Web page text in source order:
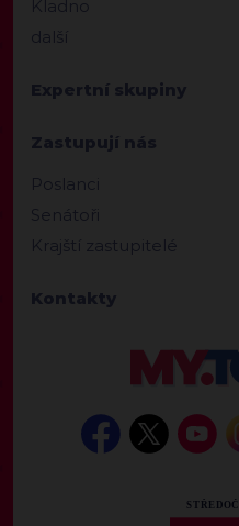
Kladno
další
Expertní skupiny
Zastupují nás
Poslanci
Senátoři
Krajští zastupitelé
Kontakty